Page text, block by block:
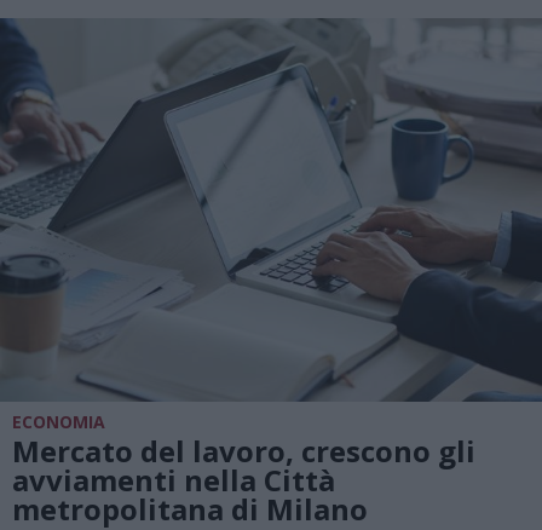
ECONOMIA
Mercato del lavoro, crescono gli
avviamenti nella Città
metropolitana di Milano